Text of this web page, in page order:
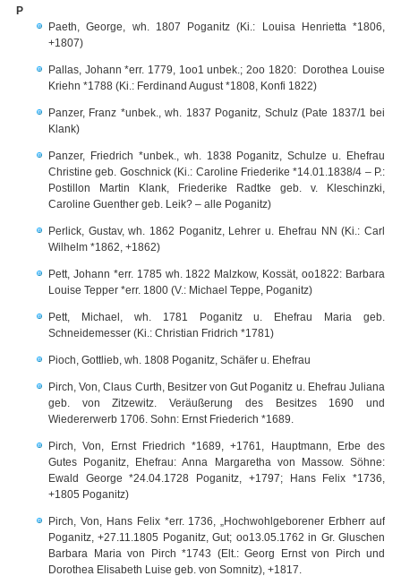
P
Paeth, George, wh. 1807 Poganitz (Ki.: Louisa Henrietta *1806,
+1807)
Pallas, Johann *err. 1779, 1oo1 unbek.; 2oo 1820: Dorothea Louise
Kriehn *1788 (Ki.: Ferdinand August *1808, Konfi 1822)
Panzer, Franz *unbek., wh. 1837 Poganitz, Schulz (Pate 1837/1 bei
Klank)
Panzer, Friedrich *unbek., wh. 1838 Poganitz, Schulze u. Ehefrau
Christine geb. Goschnick (Ki.: Caroline Friederike *14.01.1838/4 – P.:
Postillon Martin Klank, Friederike Radtke geb. v. Kleschinzki,
Caroline Guenther geb. Leik? – alle Poganitz)
Perlick, Gustav, wh. 1862 Poganitz, Lehrer u. Ehefrau NN (Ki.: Carl
Wilhelm *1862, +1862)
Pett, Johann *err. 1785 wh. 1822 Malzkow, Kossät, oo1822: Barbara
Louise Tepper *err. 1800 (V.: Michael Teppe, Poganitz)
Pett, Michael, wh. 1781 Poganitz u. Ehefrau Maria geb.
Schneidemesser (Ki.: Christian Fridrich *1781)
Pioch, Gottlieb, wh. 1808 Poganitz, Schäfer u. Ehefrau
Pirch, Von, Claus Curth, Besitzer von Gut Poganitz u. Ehefrau Juliana
geb. von Zitzewitz. Veräußerung des Besitzes 1690 und
Wiedererwerb 1706. Sohn: Ernst Friederich *1689.
Pirch, Von, Ernst Friedrich *1689, +1761, Hauptmann, Erbe des
Gutes Poganitz, Ehefrau: Anna Margaretha von Massow. Söhne:
Ewald George *24.04.1728 Poganitz, +1797; Hans Felix *1736,
+1805 Poganitz)
Pirch, Von, Hans Felix *err. 1736, „Hochwohlgeborener Erbherr auf
Poganitz, +27.11.1805 Poganitz, Gut; oo13.05.1762 in Gr. Gluschen
Barbara Maria von Pirch *1743 (Elt.: Georg Ernst von Pirch und
Dorothea Elisabeth Luise geb. von Somnitz), +1817.